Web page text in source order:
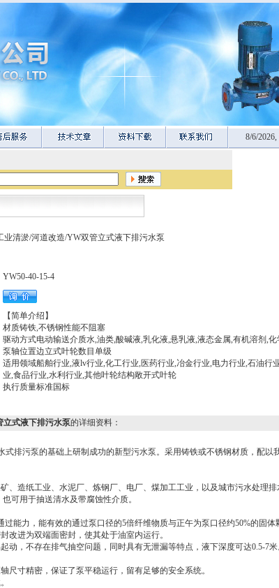
8/6/
业清淤/河道改造/YW双管立式液下排污水泵
YW50-40-15-4
【简单介绍】
材质铸铁,不锈钢性能不阻塞
驱动方式电动输送介质水,油类,酸碱液,乳化液,悬乳液,液态金属,有机溶剂,化
泵轴位置边立式叶轮数目单级
适用领域船舶行业,液lv行业,化工行业,医药行业,冶金行业,电力行业,石油行
业,食品行业,水利行业,其他叶轮结构敞开式叶轮
执行质量标准国标
立式液下排污水泵的详细资料：
式排污泵的基础上研制成功的新型污水泵。采用铸铁或不锈钢材质，配以
、造纸工业、水泥厂、炼钢厂、电厂、煤加工工业，以及城市污水处理排
可用于抽送清水及带腐蚀性介质。
能力，能有效的通过泵口径的5倍纤维物质与正午为泵口径约50%的固体
改进为双端面密封，使其处于油室内运行。
动，不存在排气抽空问题，同时具有无泄漏等特点，液下深度可达0.5-7米
尺寸精密，保证了泵平稳运行，留有足够的安全系统。